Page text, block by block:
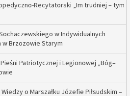
Recytatorski „Im trudniej – tym
w Indywidualnych
w Brzozowie Starym
Patriotycznej i Legionowej „Bóg–
o Marszałku Józefie Piłsudskim –